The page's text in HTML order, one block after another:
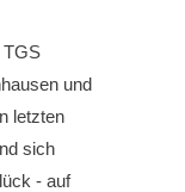
TGS
und
letzten
sich
- auf